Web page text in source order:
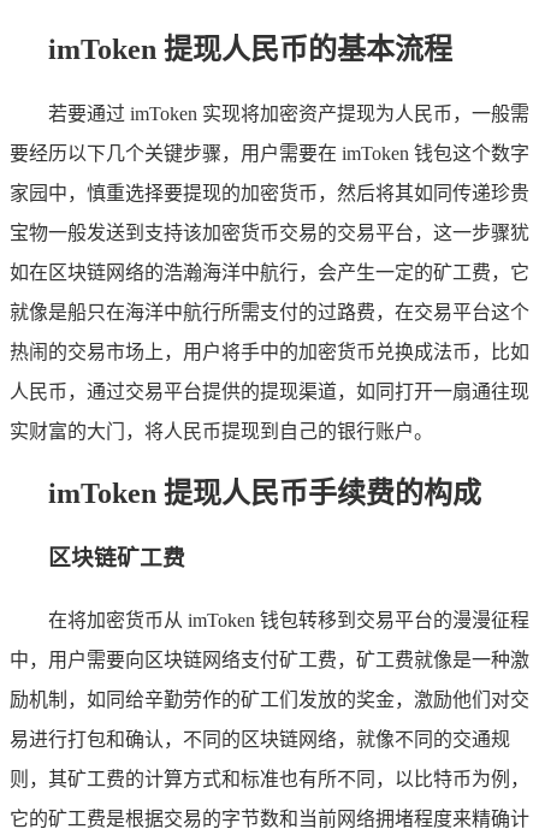
imToken 提现人民币的基本流程
若要通过 imToken 实现将加密资产提现为人民币，一般需
要经历以下几个关键步骤，用户需要在 imToken 钱包这个数字
家园中，慎重选择要提现的加密货币，然后将其如同传递珍贵
宝物一般发送到支持该加密货币交易的交易平台，这一步骤犹
如在区块链网络的浩瀚海洋中航行，会产生一定的矿工费，它
就像是船只在海洋中航行所需支付的过路费，在交易平台这个
热闹的交易市场上，用户将手中的加密货币兑换成法币，比如
人民币，通过交易平台提供的提现渠道，如同打开一扇通往现
实财富的大门，将人民币提现到自己的银行账户。
imToken 提现人民币手续费的构成
区块链矿工费
在将加密货币从 imToken 钱包转移到交易平台的漫漫征程
中，用户需要向区块链网络支付矿工费，矿工费就像是一种激
励机制，如同给辛勤劳作的矿工们发放的奖金，激励他们对交
易进行打包和确认，不同的区块链网络，就像不同的交通规
则，其矿工费的计算方式和标准也有所不同，以比特币为例，
它的矿工费是根据交易的字节数和当前网络拥堵程度来精确计